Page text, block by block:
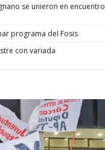
se unieron en encuentro
programa del Fosis
con variada